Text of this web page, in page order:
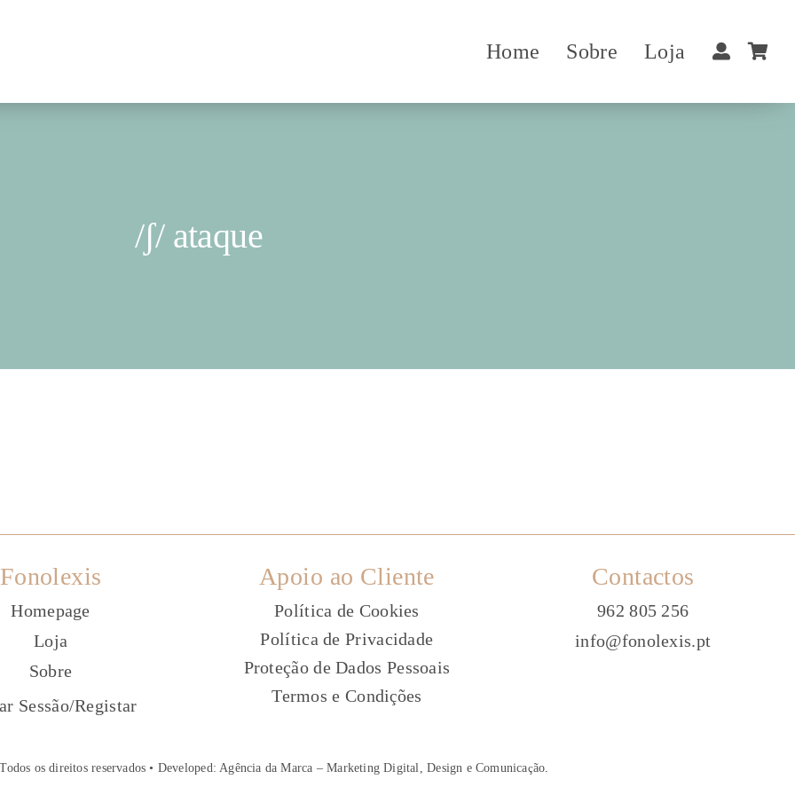
Home Sobre Loja
/ʃ/ ataque
Fonolexis
Homepage
Loja
Sobre
Sessão/Registar
Apoio ao Cliente
Política de Cookies
Política de Privacidade
Proteção de Dados Pessoais
Termos e Condições
Contactos
962 805 256
info@fonolexis.pt
os direitos reservados • Developed:Agência da Marca – Marketing Digital, Design e Comunicação.